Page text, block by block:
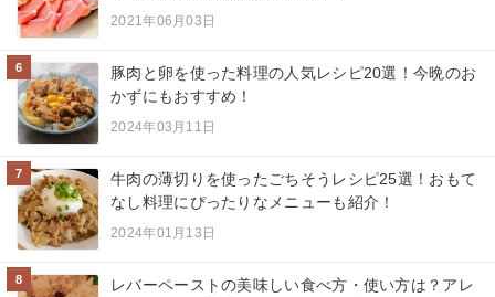
2021年06月03日
6
豚肉と卵を使った料理の人気レシピ20選！今晩のお
かずにもおすすめ！
2024年03月11日
7
牛肉の薄切りを使ったごちそうレシピ25選！おもて
なし料理にぴったりなメニューも紹介！
2024年01月13日
8
レバーペーストの美味しい食べ方・使い方は？アレ